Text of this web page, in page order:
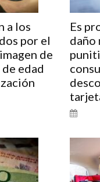
a los
por el
de
edad
Es
daño